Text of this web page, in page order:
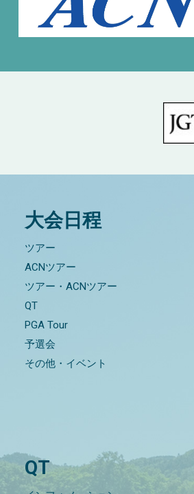
大会日程
ツアー
ACNツアー
ツアー・ACNツアー
QT
PGA Tour
予選会
その他・イベント
QT